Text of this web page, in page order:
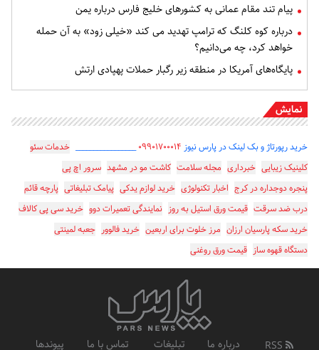
پیام تند مقام عمانی به کشورهای خلیج فارس درباره یمن
درباره کوه کلنگ که ترامپ تهدید می کند «خیلی زود» به آن حمله
خواهد کرد، چه می‌دانیم؟
پایگاه‌های آمریکا در منطقه زیر رگبار حملات پهپادی ارتش
نمایش
خرید رپورتاژ و بک لینک در پارس نیوز ۰۹۹۰۱۷۰۰۰۱۴_________________ خدمات سئو
کلینیک زیبایی خبرداری مجله سلامت کاشت مو در مشهد سرور اچ پی
پنجره دوجداره در کرج اخبار تکنولوژی خرید لوازم یدکی پیامک تبلیغاتی پارچه قائم
درب ضد سرقت قیمت ورق استیل به روز نمایندگی تعمیرات دوو خرید سی پی کالاف
خرید سکه پارسیان ارزان مرز خلوت برای اربعین خرید فالوور جعبه لمینتی
دستگاه قهوه ساز قیمت ورق روغنی
درباره ما تبلیغات تماس با ما پیوندها